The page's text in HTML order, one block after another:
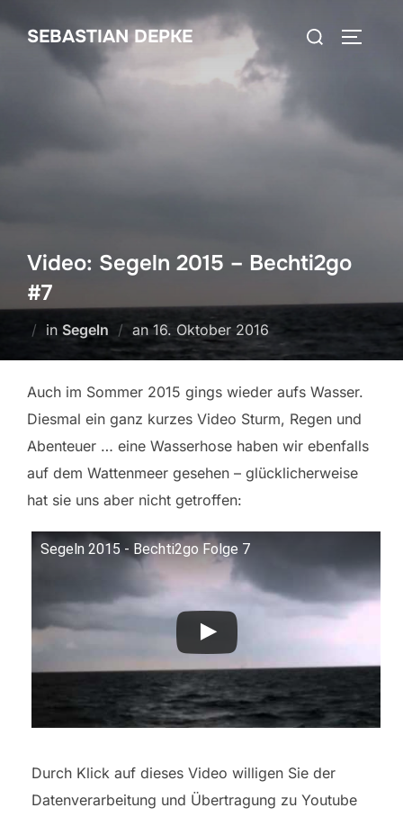
Inhalt
springen
SEBASTIAN DEPKE
Suchen
Video: Segeln 2015 – Bechti2go
#7
in Segeln anVeröffentlicht
am
16. Oktober 2016
Auch im Sommer 2015 gings wieder aufs Wasser.
Diesmal ein ganz kurzes Video Sturm, Regen und
Abenteuer … eine Wasserhose haben wir ebenfalls
auf dem Wattenmeer gesehen – glücklicherweise
hat sie uns aber nicht getroffen:
Segeln 2015 - Bechti2go Folge 7
Durch Klick auf dieses Video willigen Sie der
Datenverarbeitung und Übertragung zu Youtube